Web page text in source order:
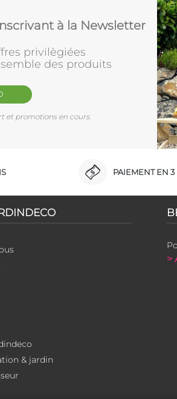
à la Newsletter
privilègiées
des produits
et promotions en cours.
PAIEMENT EN 3
& jardin
>